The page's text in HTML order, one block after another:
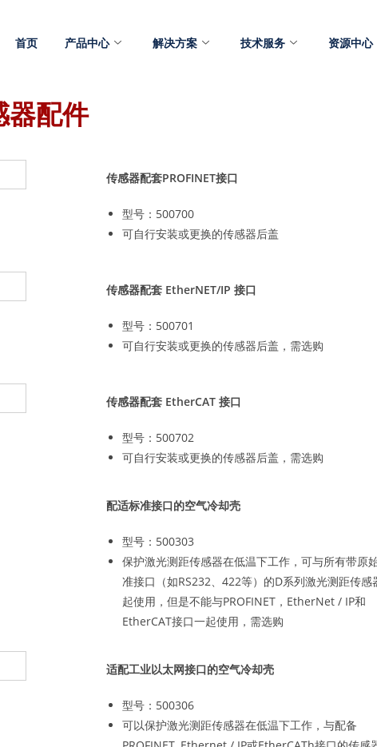
首页 产品中心 解决方案 技术服务 资源中心
器配件
传感器配套PROFINET接口
型号：500700
可自行安装或更换的传感器后盖
传感器配套 EtherNET/IP 接口
型号：500701
可自行安装或更换的传感器后盖，需选购
传感器配套 EtherCAT 接口
型号：500702
可自行安装或更换的传感器后盖，需选购
配适标准接口的空气冷却壳
型号：500303
保护激光测距传感器在低温下工作，可与所有带原
准接口（如RS232、422等）的D系列激光测距传感
起使用，但是不能与PROFINET，EtherNet / IP和
EtherCAT接口一起使用，需选购
适配工业以太网接口的空气冷却壳
型号：500306
可以保护激光测距传感器在低温下工作，与配备